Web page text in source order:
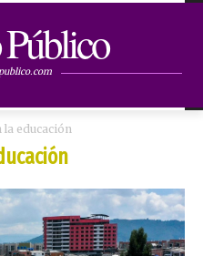
la educación